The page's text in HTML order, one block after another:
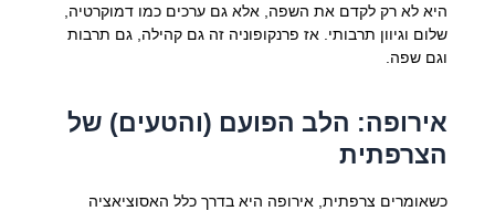
היא לא רק לקדם את השפה, אלא גם ערכים כמו דמוקרטיה,
שלום וגיוון תרבותי. אז פרנקופוניה זה גם קהילה, גם תרבות
וגם שפה.
אירופה: הלב הפועם (והטעים) של
הצרפתית
כשאומרים צרפתית, אירופה היא בדרך כלל האסוציאציה